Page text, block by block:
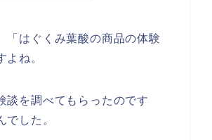
「はぐくみ葉酸の商品の体験
ね。
談を調べてもらったのです
した。